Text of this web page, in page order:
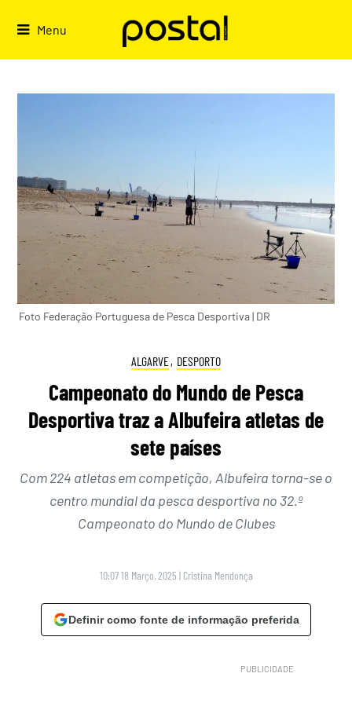
Menu
Foto Federação Portuguesa de Pesca Desportiva | DR
ALGARVE, DESPORTO
Campeonato do Mundo de Pesca
Desportiva traz a Albufeira atletas de
sete países
Com 224 atletas em competição, Albufeira torna-se o
centro mundial da pesca desportiva no 32.º
Campeonato do Mundo de Clubes
10:07 18 Março, 2025 | Cristina Mendonça
Definir como fonte de informação preferida